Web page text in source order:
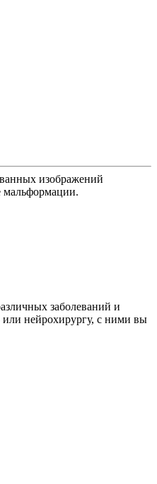
изображений
мальформации.
заболеваний и
или нейрохирургу, с ними вы